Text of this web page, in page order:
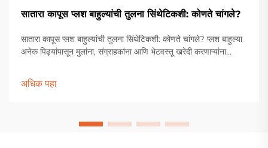
सातारा कापूस प्लश बाहुल्यांची तुलना सिंथेटिकशी: कोणते चांगले?
सातारा कापूस प्लश बाहुल्यांची तुलना सिंथेटिकशी: कोणते चांगले? प्लश बाहुल्या
अनेक पिढ्यांपासून मुलांना, संग्राहकांना आणि भेटवस्तू खरेदी करणाऱ्यांना
ती संस्कृतीच्या पलीकडे अमर वस्तू बनल्या आहेत...
अधिक पहा